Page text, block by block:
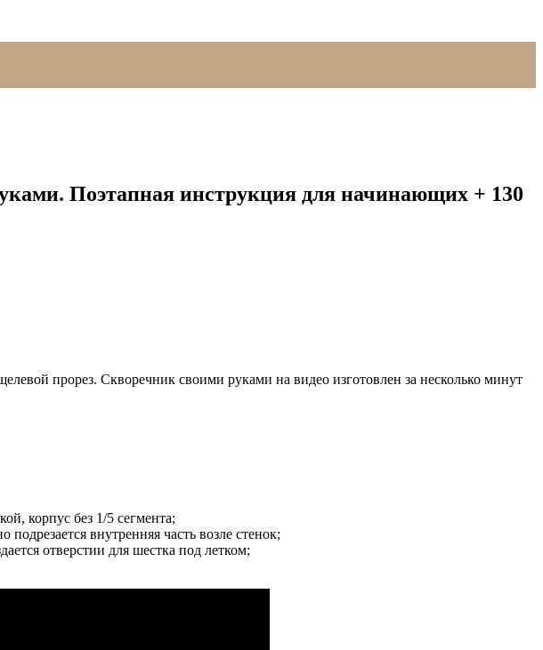
Поэтапная инструкция для начинающих + 130
прорез. Скворечник своими руками на видео изготовлен за несколько минут
корпус без 1/5 сегмента;
внутренняя часть возле стенок;
отверстии для шестка под летком;